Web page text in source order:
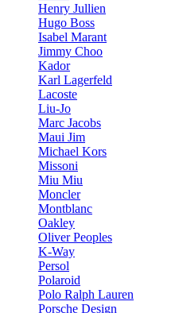
Henry Jullien
Hugo Boss
Isabel Marant
Jimmy Choo
Kador
Karl Lagerfeld
Lacoste
Liu-Jo
Marc Jacobs
Maui Jim
Michael Kors
Missoni
Miu Miu
Moncler
Montblanc
Oakley
Oliver Peoples
K-Way
Persol
Polaroid
Polo Ralph Lauren
Porsche Design